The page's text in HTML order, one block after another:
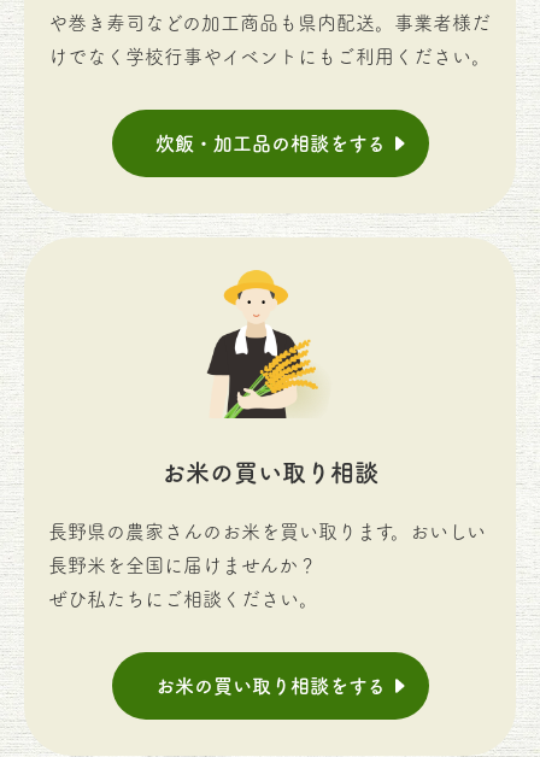
や巻き寿司などの加工商品も県内配送。事業者様だ
けでなく学校行事やイベントにもご利用ください。
炊飯・加工品の相談をする
お米の買い取り相談
長野県の農家さんのお米を買い取ります。おいしい
長野米を全国に届けませんか？
ぜひ私たちにご相談ください。
お米の買い取り相談をする